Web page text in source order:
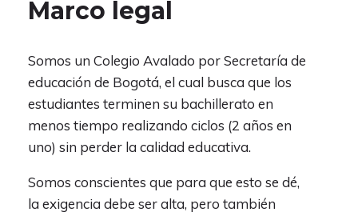
Marco legal
Somos un Colegio Avalado por Secretaría de
educación de Bogotá, el cual busca que los
estudiantes terminen su bachillerato en
menos tiempo realizando ciclos (2 años en
uno) sin perder la calidad educativa.
Somos conscientes que para que esto se dé,
la exigencia debe ser alta, pero también